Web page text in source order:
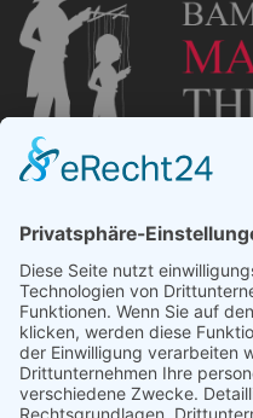
„Staubsches Haus“
Untere Sandstraße 30
96049 Bamberg